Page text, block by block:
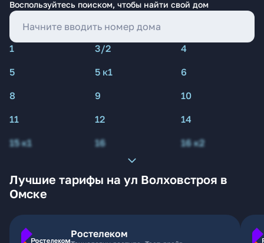
Воспользуйтесь поиском, чтобы найти свой дом
1 3/2
4
5
5 к1
6
8
9
10
11
12
14
15 к1
16 16 к2
Лучшие тарифы на ул Волховстроя в
Омске
Ростелеком